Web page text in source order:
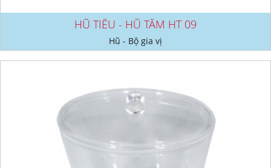
HŨ TIÊU - HŨ TĂM HT 09
Hũ - Bộ gia vị